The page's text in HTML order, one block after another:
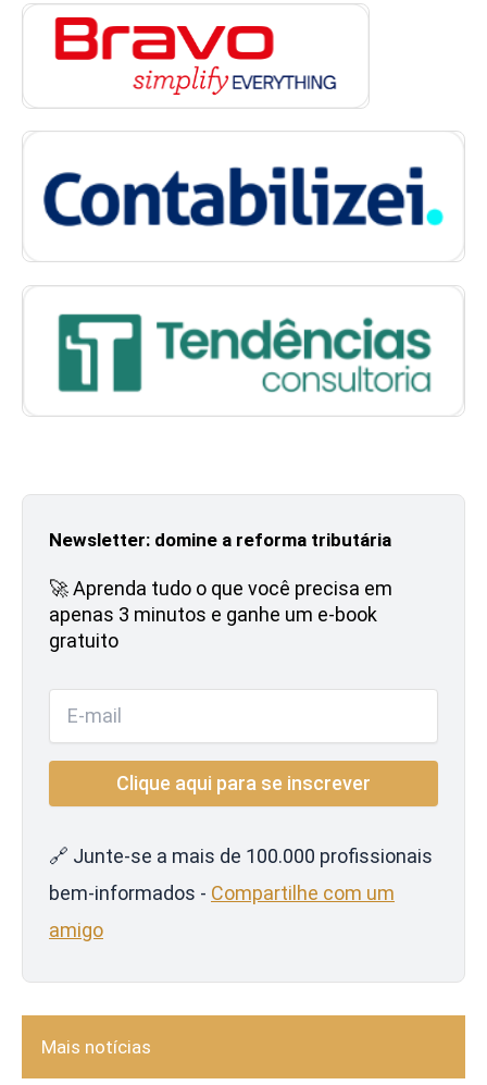
Newsletter: domine a reforma tributária
🚀 Aprenda tudo o que você precisa em
apenas 3 minutos e ganhe um e-book
gratuito
🔗 Junte-se a mais de 100.000 profissionais
bem-informados - Compartilhe com um
amigo
Mais notícias